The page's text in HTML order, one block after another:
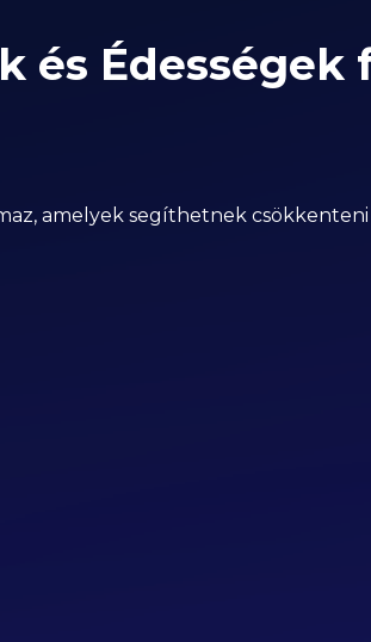
és Édességek
amelyek segíthetnek